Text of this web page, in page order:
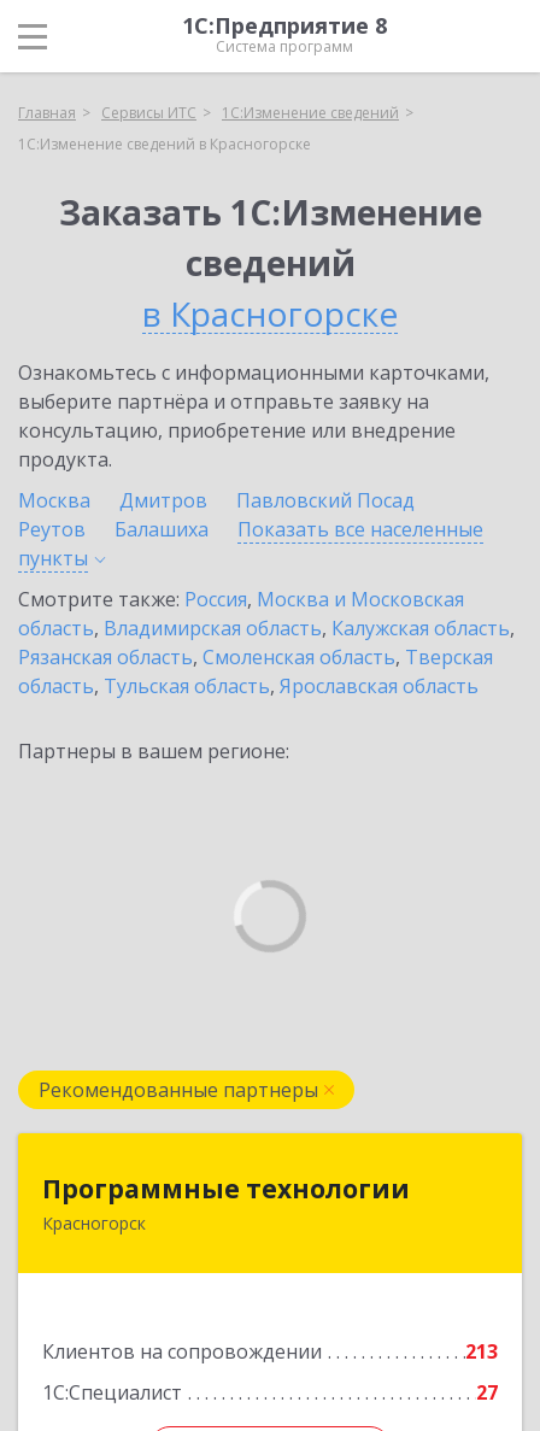
1С:Предприятие 8
Система программ
Главная Сервисы ИТС
1С:Изменение сведений
1С:Изменение сведений в Красногорске
Заказать 1С:Изменение
сведений
в Красногорске
Ознакомьтесь с информационными карточками,
выберите партнёра и отправьте заявку на
консультацию, приобретение или внедрение
продукта.
Москва
Дмитров
Павловский Посад
Реутов
Балашиха
Показать все населенные
пункты
Смотрите также: Россия, Москва и Московская
область, Владимирская область, Калужская область,
Рязанская область, Смоленская область, Тверская
область, Тульская область, Ярославская область
Партнеры в вашем регионе:
Рекомендованные партнеры
Программные технологии
Красногорск
Клиентов на сопровождении
213
1С:Специалист
27
143408, Московская обл, Красногорский р-н,